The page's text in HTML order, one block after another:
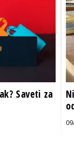
Saveti za